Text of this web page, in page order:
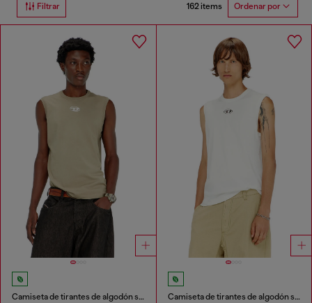
Filtrar 162 items Ordenar por
Camiseta de tirantes de algodón sin mangas con Oval D metálico Camiseta de tirantes de algodón sin mangas con Oval D metálico